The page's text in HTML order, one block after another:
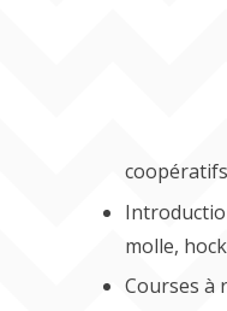
molle,
Courses à